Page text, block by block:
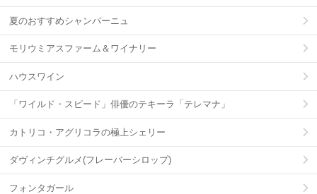
夏のおすすめシャンパーニュ
モリウミアスファーム＆ワイナリー
ハウスワイン
「ワイルド・スピード」俳優のテキーラ「テレマナ」
カトリコ・アグリコラの極上シェリー
ダヴィンチグルメ(フレーバーシロップ)
フォンタガール